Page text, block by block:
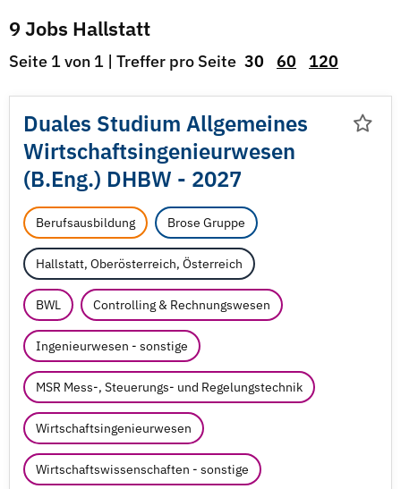
9 Jobs Hallstatt
Seite 1 von 1 | Treffer pro Seite 30 60 120
Duales Studium Allgemeines
Wirtschaftsingenieurwesen
(B.Eng.) DHBW - 2027
Berufsausbildung Brose Gruppe
Hallstatt, Oberösterreich, Österreich
BWL Controlling & Rechnungswesen
Ingenieurwesen - sonstige
MSR Mess-, Steuerungs- und Regelungstechnik
Wirtschaftsingenieurwesen
Wirtschaftswissenschaften - sonstige